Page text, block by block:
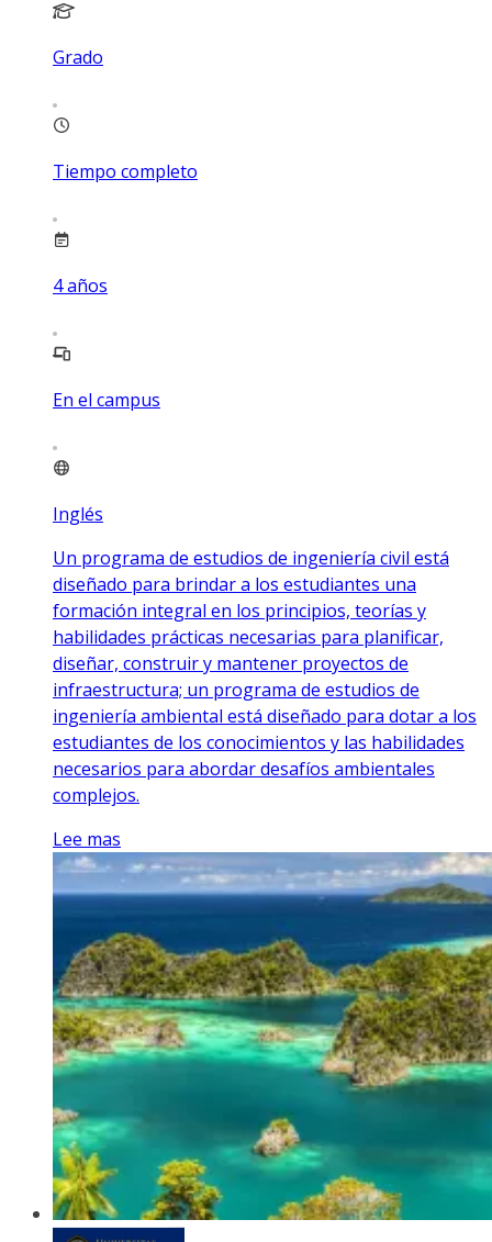
Grado
Tiempo completo
4años
En el campus
Inglés
Un programa de estudios de ingeniería civil está
diseñado para brindar a los estudiantes una
formación integral en los principios, teorías y
habilidades prácticas necesarias para planificar,
diseñar, construir y mantener proyectos de
infraestructura; un programa de estudios de
ingeniería ambiental está diseñado para dotar a los
estudiantes de los conocimientos y las habilidades
necesarios para abordar desafíos ambientales
complejos.
Lee mas